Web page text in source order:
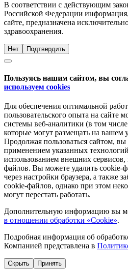
В соответствии с действующим
Российской Федерации
сайте, предназначена
здравоохранения.
Нет Подтвердить
Пользуясь нашим сайтом, вы
используем cookies
Для обеспечения оптимальной
пользовательского опыта на сайте
системы веб-аналитики (в том
которые могут размещать на вашем
Продолжая пользоваться сайтом, вы
применением указанных
использованием внешних
файлов. Вы можете удалить cookie-
через настройки браузера, а также
cookie-файлов, однако при этом
могут перестать работать.
Дополнительную информацию вы
в отношении обработки «Cookie».
Подробная информация об
Компанией представлена в
Скрыть Принять